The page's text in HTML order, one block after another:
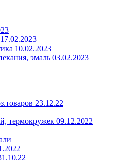
10.02.2023
эмаль 03.02.2023
23.12.22
термокружек 09.12.2022